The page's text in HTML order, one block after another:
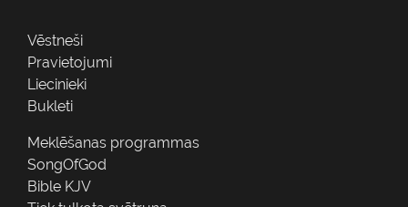
Vēstneši
Pravietojumi
Liecinieki
Bukleti
Meklēšanas programmas
SongOfGod
Bible KJV